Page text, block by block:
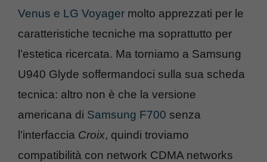
Venus e LG Voyager molto apprezzati per le
caratteristiche tecniche ma soprattutto per
l’estetica ricercata. Ma torniamo a Samsung
U940 Glyde soffermandoci sulla sua scheda
tecnica: altro non è che la versione
americana di Samsung F700 senza
l’interfaccia Croix, quindi troviamo
compatibilità con network CDMA networks